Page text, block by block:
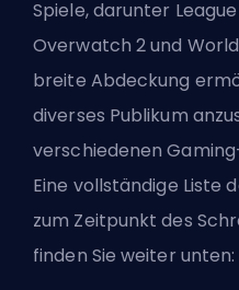
Spiele, darunter
Overwatch 2 und
breite Abdeckung
diverses Publikum
verschiedenen
Eine vollständige Liste
zum Zeitpunkt des
finden Sie weiter unten: